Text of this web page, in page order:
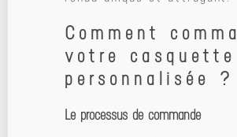
Comment
votre casquette
personnalisée ?
Le processus de commande